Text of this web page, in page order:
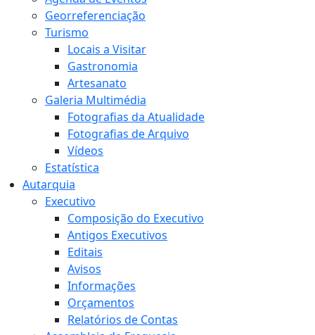
Georreferenciação
Turismo
Locais a Visitar
Gastronomia
Artesanato
Galeria Multimédia
Fotografias da Atualidade
Fotografias de Arquivo
Vídeos
Estatística
Autarquia
Executivo
Composição do Executivo
Antigos Executivos
Editais
Avisos
Informações
Orçamentos
Relatórios de Contas